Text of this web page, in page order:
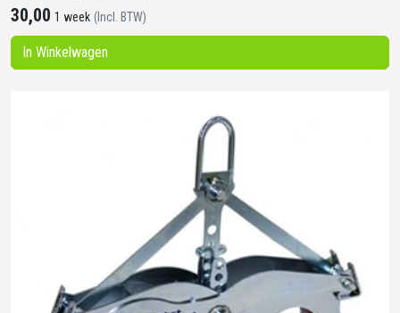
30,00 1 week (Incl. BTW)
In Winkelwagen